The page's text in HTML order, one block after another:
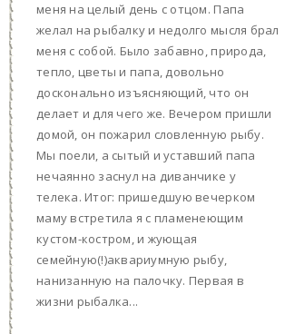
меня на целый день с отцом. Папа
желал на рыбалку и недолго мысля брал
меня с собой. Было забавно, природа,
тепло, цветы и папа, довольно
досконально изъясняющий, что он
делает и для чего же. Вечером пришли
домой, он пожарил словленную рыбу.
Мы поели, а сытый и уставший папа
нечаянно заснул на диванчике у
телека. Итог: пришедшую вечерком
маму встретила я с пламенеющим
кустом-костром, и жующая
семейную(!)аквариумную рыбу,
нанизанную на палочку. Первая в
жизни рыбалка...